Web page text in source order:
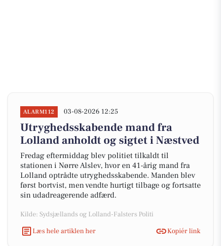
ALARM112 03-08-2026 12:25
Utryghedsskabende mand fra
Lolland anholdt og sigtet i Næstved
Fredag eftermiddag blev politiet tilkaldt til
stationen i Nørre Alslev, hvor en 41-årig mand fra
Lolland optrådte utryghedsskabende. Manden blev
først bortvist, men vendte hurtigt tilbage og fortsatte
sin udadreagerende adfærd.
Kilde: Sydsjællands og Lolland-Falsters Politi
Læs hele artiklen her
Kopiér link